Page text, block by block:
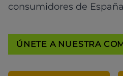
consumidores de
ÚNETE A NUESTRA